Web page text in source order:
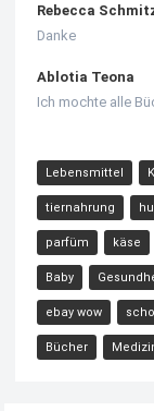
Rebecca
Danke
Ablotia Teona
Ich mochte alle
Lebensmittel
tiernahrung
parfüm käse
Baby
ebay wow
Bücher